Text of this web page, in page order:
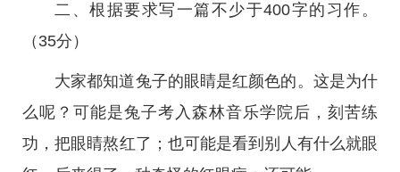
二、根据要求写一篇不少于400字的习作。
（35分）
大家都知道兔子的眼睛是红颜色的。这是为什
么呢？可能是兔子考入森林音乐学院后，刻苦练
功，把眼睛熬红了；也可能是看到别人有什么就眼